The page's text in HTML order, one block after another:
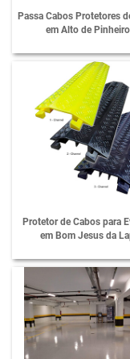
Fornecedor de Protetor de
Fornecedor de Protetor de
Fornecedor de Protetores
Fornecedor de Proteção
Fornecedor de Proteções
Fornecedor de Quebra
Limitador de Vaga para
Limitador de Vaga para
Lombada de Borracha
Lombada em Borracha
Lombada para
Passa Cabos Protetores
em Alto de
Protetor de Cabos para
em Bom Jesus da